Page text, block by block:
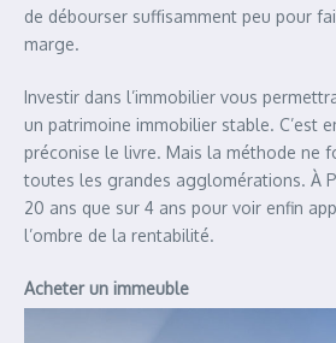
de débourser suffisamment peu pour
marge.
Investir dans l’immobilier vous
un patrimoine immobilier stable. C’est
préconise le livre. Mais la méthode ne
toutes les grandes agglomérations. À
20 ans que sur 4 ans pour voir enfin
l’ombre de la rentabilité.
Acheter un immeuble